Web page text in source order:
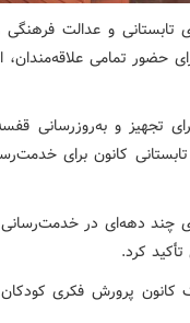
تابستانی و عدالت
تجهیز و به‌روزرسانی
کانون برای
چند دهه‌ای در خدمت‌رسانی
کرد.
کانون پرورش فکری